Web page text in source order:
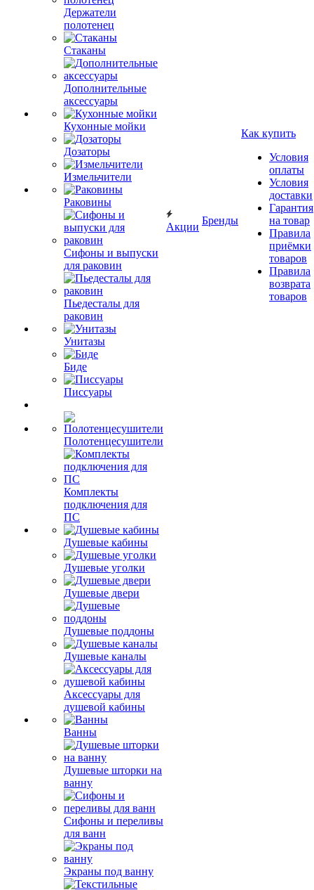
Держатели
полотенец
Стаканы
Дополнительные
аксессуары
Кухонные мойки
Дозаторы
Измельчители
Раковины
Сифоны и выпуски
для раковин
Пьедесталы для
раковин
Унитазы
Биде
Писсуары
Полотенцесушители
Комплекты
подключения для
ПС
Душевые кабины
Душевые уголки
Душевые двери
Душевые поддоны
Душевые каналы
Аксессуары для
душевой кабины
Ванны
Душевые шторки на
ванну
Сифоны и переливы
для ванн
Экраны под ванну
Акции
Бренды
Как купить
Условия
оплаты
Условия
доставки
Гарантия
на товар
Правила
приёмки
товаров
Правила
возврата
товаров